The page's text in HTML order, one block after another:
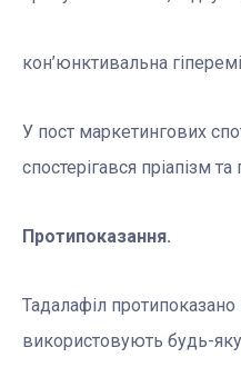
кон’юнктивальна
У пост маркетингових
спостерігався пріапізм
Протипоказання.
Тадалафіл протипоказано
використовують будь-яку